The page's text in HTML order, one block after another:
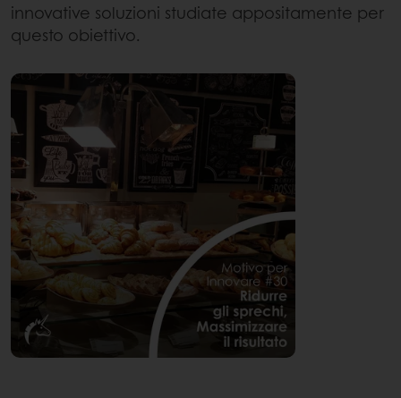
innovative soluzioni studiate appositamente per
questo obiettivo.